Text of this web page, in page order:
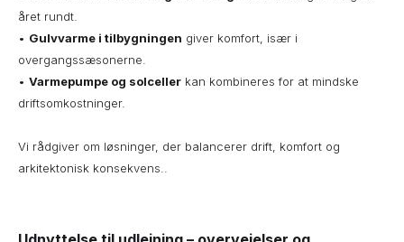
året rundt.
• Gulvvarme i tilbygningen giver komfort, især i
overgangssæsonerne.
• Varmepumpe og solceller kan kombineres for at mindske
driftsomkostninger.
Vi rådgiver om løsninger, der balancerer drift, komfort og
arkitektonisk konsekvens..